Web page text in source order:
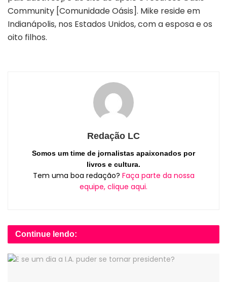
Community [Comunidade Oásis]. Mike reside em
Indianápolis, nos Estados Unidos, com a esposa e os
oito filhos.
Redação LC
Somos um time de jornalistas apaixonados por
livros e cultura.
Tem uma boa redação? Faça parte da nossa
equipe, clique aqui.
Continue lendo: